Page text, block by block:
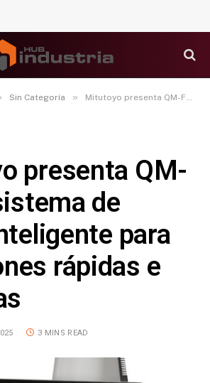
Sin Categoría » Mitutoyo presenta QM-Fit: un sistema de visión inteligente para mediciones rápidas e intuitivas
presenta QM-
de
para
rápidas e
3 MINS READ